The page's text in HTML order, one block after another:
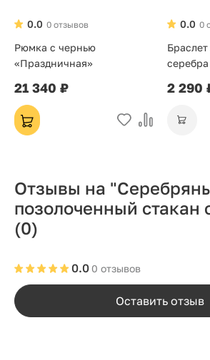
0 отзывов
0.0
Рюмка с чернью
«Праздничная»
21 340 ₽
0
0.0
2 290
Отзывы на
позолоченный стакан
(0)
0 отзывов
0.0
Оставить отзыв